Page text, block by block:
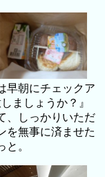
早朝にチェックア
ましょうか？』
、しっかりいただ
を無事に済ませた
。